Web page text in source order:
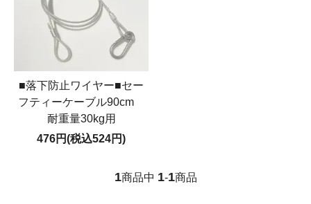
■落下防止ワイヤー■セー
フティーケーブル90cm
耐重量30kg用
476円(税込524円)
1商品中 1-1商品